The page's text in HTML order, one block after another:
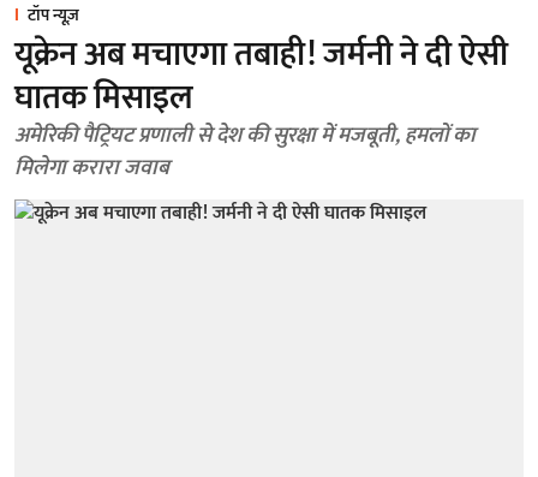
टॉप न्यूज़
यूक्रेन अब मचाएगा तबाही! जर्मनी ने दी ऐसी
घातक मिसाइल
अमेरिकी पैट्रियट प्रणाली से देश की सुरक्षा में मजबूती, हमलों का
मिलेगा करारा जवाब